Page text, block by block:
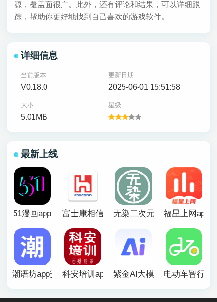
源，覆盖面很广。此外，还有评论和结果，可以详细跟
踪，帮助你更好地找到自己喜欢的游戏软件。
详细信息
当前版本
V0.18.0
更新日期
2025-06-01 15:51:58
大小
5.01MB
星级
最新上线
51漫画app 富士康相信app官方版无染二次元漫画app福星上网app
潮语坊app安卓官方版
科安培训app 紫金AI大模型app电动车智行